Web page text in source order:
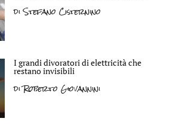
diStefano Cisternino
I grandi divoratori di elettricità che
restano invisibili
diRoberto Giovannini